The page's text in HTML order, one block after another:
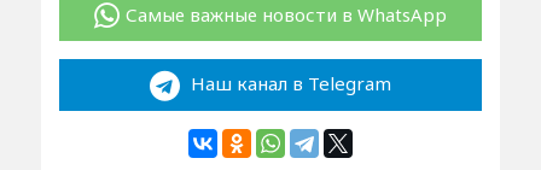
Самые важные новости в WhatsApp
Наш канал в Telegram